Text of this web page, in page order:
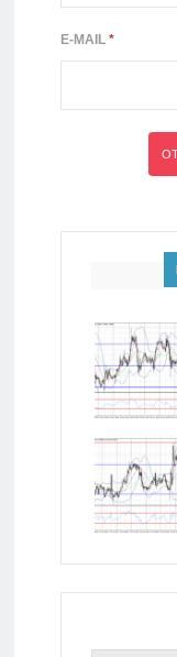
E-MAIL *